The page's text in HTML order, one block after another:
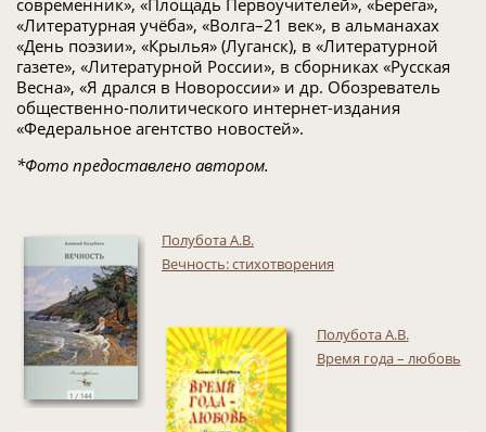
«Литературная учёба», «Волга–21 век», в альманахах
«День поэзии», «Крылья» (Луганск), в «Литературной
газете», «Литературной России», в сборниках «Русская
Весна», «Я дрался в Новороссии» и др. Обозреватель
общественно-политического интернет-издания
«Федеральное агентство новостей».
*Фото предоставлено автором.
Полубота А.В.
Вечность: стихотворения
Полубота А.В.
Время года – любовь